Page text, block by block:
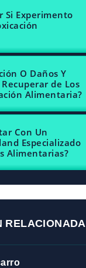
Si Experimento
O Daños Y
de Los
Alimentaria?
Con Un
Especializado
Alimentarias?
RELACIONADA